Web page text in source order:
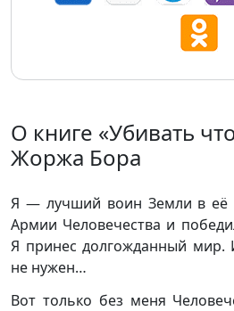
О книге «Убивать
Жоржа Бора
Я — лучший воин Земли в её
Армии Человечества и
Я принес долгожданный мир.
не нужен…
Вот только без меня